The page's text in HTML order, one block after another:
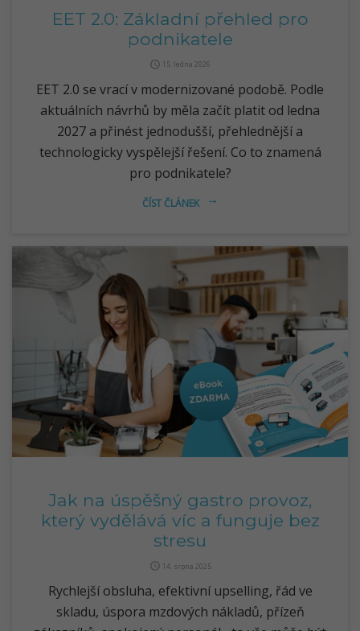
EET 2.0: Základní přehled pro
podnikatele
query_builder 15. ledna 2026
EET 2.0 se vrací v modernizované podobě. Podle
aktuálních návrhů by měla začít platit od ledna
2027 a přinést jednodušší, přehlednější a
technologicky vyspělejší řešení. Co to znamená
pro podnikatele?
arrow_right_alt
ČÍST ČLÁNEK
Jak na úspěšný gastro provoz,
který vydělává víc a funguje bez
stresu
query_builder 14. srpna 2025
Rychlejší obsluha, efektivní upselling, řád ve
skladu, úspora mzdových nákladů, přízeň